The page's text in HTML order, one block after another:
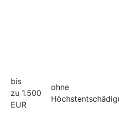
bis
zu 1.500
EUR
ohne